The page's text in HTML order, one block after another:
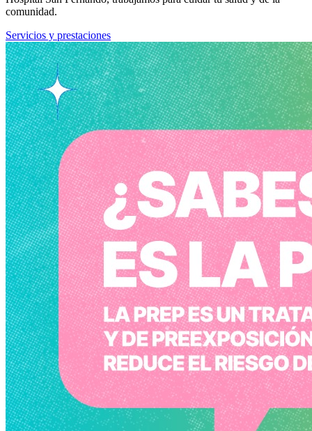
comunidad.
Servicios y prestaciones